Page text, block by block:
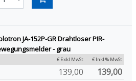
JA-152P-GR Drahtloser PIR-
- grau
€ Exkl MwSt € Inkl % MwSt
139,00 139,00